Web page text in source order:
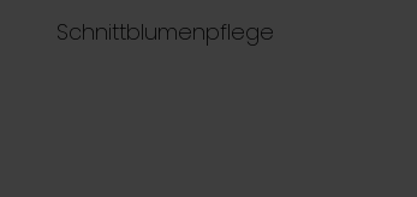
Schnittblumenpflege